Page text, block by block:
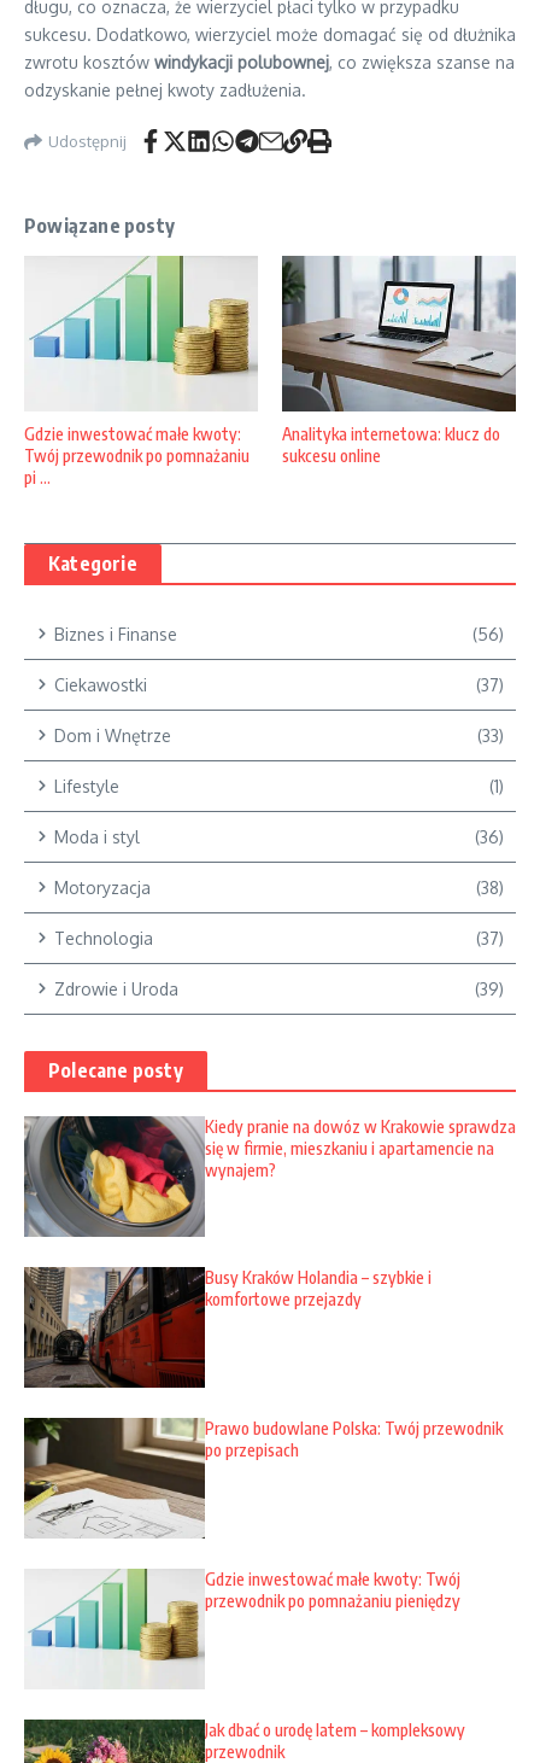
długu, co oznacza, że wierzyciel płaci tylko w przypadku
sukcesu. Dodatkowo, wierzyciel może domagać się od dłużnika
zwrotu kosztów windykacji polubownej, co zwiększa szanse na
odzyskanie pełnej kwoty zadłużenia.
Udostępnij
Powiązane posty
Gdzie inwestować małe kwoty:
Twój przewodnik po pomnażaniu
pi ...
Analityka internetowa: klucz do
sukcesu online
Kategorie
Biznes i Finanse (56)
Ciekawostki (37)
Dom i Wnętrze (33)
Lifestyle (1)
Moda i styl (36)
Motoryzacja (38)
Technologia (37)
Zdrowie i Uroda (39)
Polecane posty
Kiedy pranie na dowóz w Krakowie sprawdza
się w firmie, mieszkaniu i apartamencie na
wynajem?
Busy Kraków Holandia – szybkie i
komfortowe przejazdy
Prawo budowlane Polska: Twój przewodnik
po przepisach
Gdzie inwestować małe kwoty: Twój
przewodnik po pomnażaniu pieniędzy
Jak dbać o urodę latem – kompleksowy
przewodnik